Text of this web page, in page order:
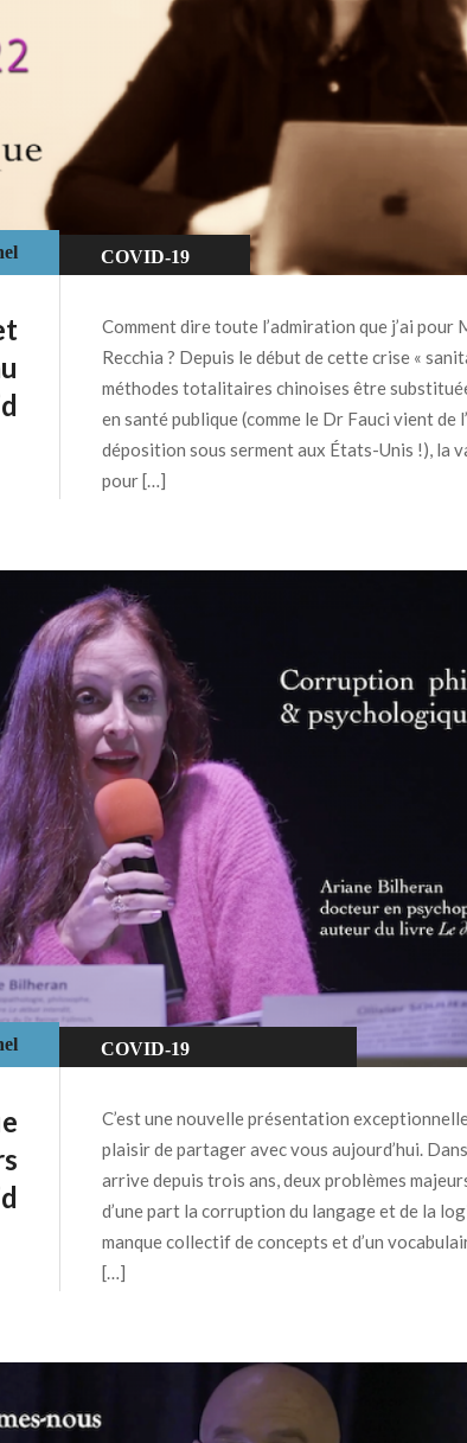
COVID-19
JURIDIQUE
Comment dire toute l’admiration que j’ai pour
Recchia ? Depuis le début de cette crise «
méthodes totalitaires chinoises être
en santé publique (comme le Dr Fauci vient de
déposition sous serment aux États-Unis !), la
pour […]
COVID-19
SCIENCE
C’est une nouvelle présentation
plaisir de partager avec vous aujourd’hui.
arrive depuis trois ans, deux problèmes
d’une part la corruption du langage et de la
manque collectif de concepts et d’un
[…]